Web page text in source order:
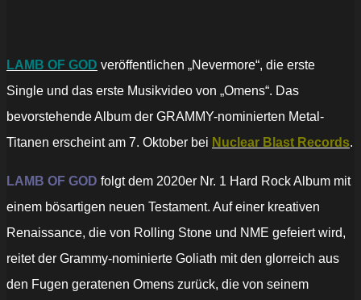
LAMB OF GOD veröffentlichen „Nevermore“, die erste
Single und das erste Musikvideo von „Omens“. Das
bevorstehende Album der GRAMMY-nominierten Metal-
Titanen erscheint am 7. Oktober bei Nuclear Blast Records.
LAMB OF GOD folgt dem 2020er Nr. 1 Hard Rock Album mit
einem bösartigen neuen Testament. Auf einer kreativen
Renaissance, die von Rolling Stone und NME gefeiert wird,
reitet der Grammy-nominierte Goliath mit den glorreich aus
den Fugen geratenen Omens zurück, die von seinem